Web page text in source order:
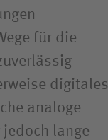
für die
digitales
analoge
lange